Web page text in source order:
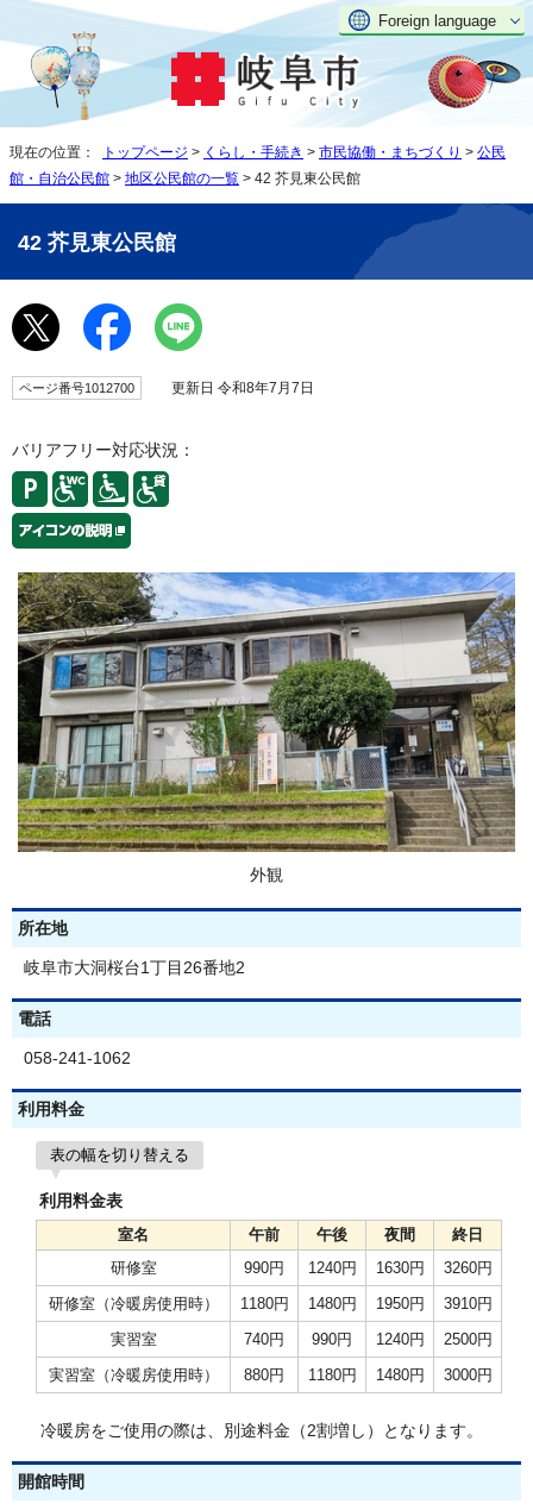
Foreign language
現在の位置： トップページ > くらし・手続き > 市民協働・まちづくり > 公民
館・自治公民館 > 地区公民館の一覧 > 42 芥見東公民館
42 芥見東公民館
ページ番号1012700 更新日 令和8年7月7日
バリアフリー対応状況：
外観
所在地
岐阜市大洞桜台1丁目26番地2
電話
058-241-1062
利用料金
表の幅を切り替える
利用料金表
室名
午前 午後 夜間
終日
研修室
990円 1240円 1630円
3260円
研修室（冷暖房使用時）
1180円 1480円 1950円
3910円
実習室
740円 990円 1240円
2500円
実習室（冷暖房使用時）
880円 1180円 1480円 3000円
冷暖房をご使用の際は、別途料金（2割増し）となります。
開館時間